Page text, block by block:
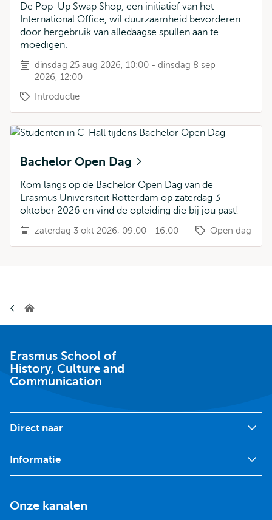
De Pop-Up Swap Shop, een initiatief van het
International Office, wil duurzaamheid bevorderen
door hergebruik van alledaagse spullen aan te
moedigen.
dinsdag 25 aug 2026, 10:00 - dinsdag 8 sep
2026, 12:00
Introductie
Bachelor Open Dag
Kom langs op de Bachelor Open Dag van de
Erasmus Universiteit Rotterdam op zaterdag 3
oktober 2026 en vind de opleiding die bij jou past!
zaterdag 3 okt 2026, 09:00 - 16:00 Open dag
Erasmus
and
Communication
Erasmus School of
History, Culture and
Communication
Direct naar
Informatie
Onze kanalen